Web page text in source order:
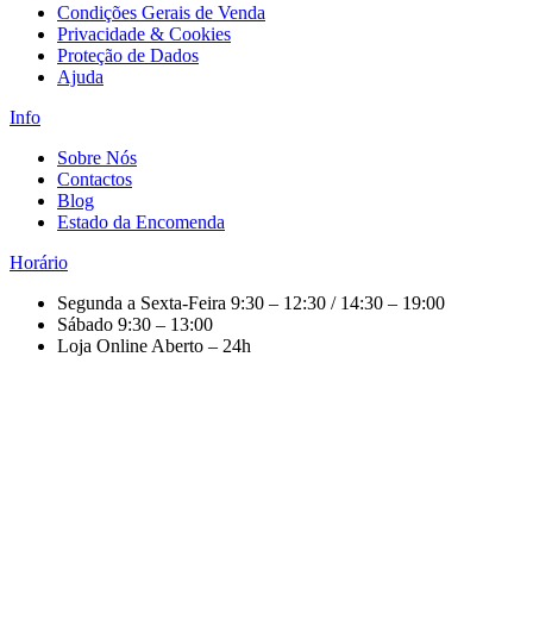
Condições Gerais de Venda
Privacidade & Cookies
Proteção de Dados
Ajuda
Info
Sobre Nós
Contactos
Blog
Estado da Encomenda
Horário
Segunda a Sexta-Feira 9:30 – 12:30 / 14:30 – 19:00
Sábado 9:30 – 13:00
Loja Online Aberto – 24h